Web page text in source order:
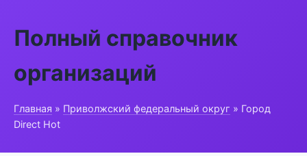
Полный справочник
организаций
Главная » Приволжский федеральный округ » Город
Direct Hot